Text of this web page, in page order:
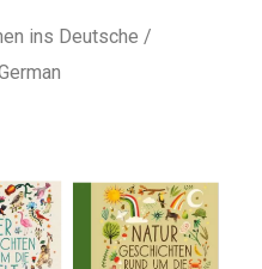
ins Deutsche /